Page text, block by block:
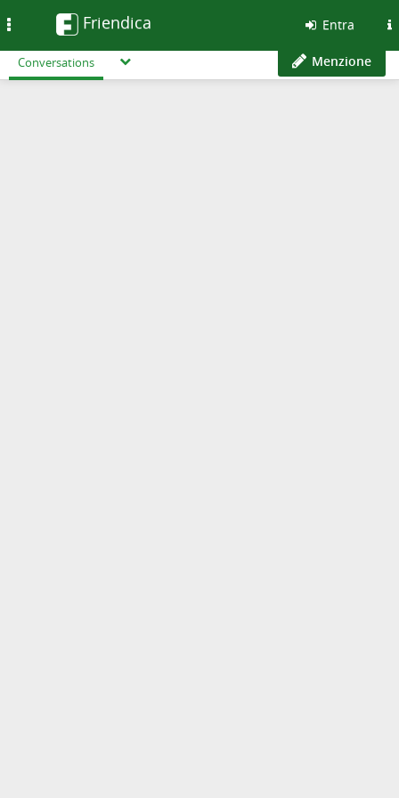
Friendica Entra
Conversations Menzione